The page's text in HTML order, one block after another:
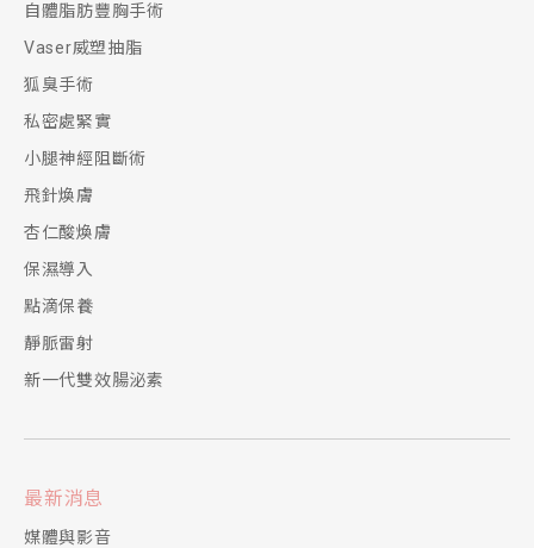
自體脂肪豐胸手術
Vaser威塑抽脂
狐臭手術
私密處緊實
小腿神經阻斷術
飛針煥膚
杏仁酸煥膚
保濕導入
點滴保養
靜脈雷射
新一代雙效腸泌素
最新消息
媒體與影音